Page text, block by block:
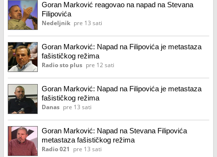
Goran Marković reagovao na napad na Stevana
Filipovića
Nedeljnik pre 13 sati
Goran Marković: Napad na Filipovića je metastaza
fašističkog režima
Radio sto plus pre 12 sati
Goran Marković: Napad na Filipovića je metastaza
fašističkog režima
Danas pre 13 sati
Goran Marković: Napad na Stevana Filipovića
metastaza fašističkog režima
Radio 021 pre 13 sati